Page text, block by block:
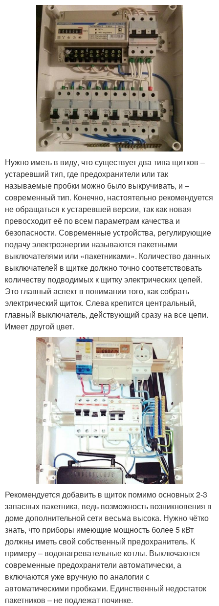
Нужно иметь в виду, что существует два типа щитков –
устаревший тип, где предохранители или так
называемые пробки можно было выкручивать, и –
современный тип. Конечно, настоятельно рекомендуется
не обращаться к устаревшей версии, так как новая
превосходит её по всем параметрам качества и
безопасности. Современные устройства, регулирующие
подачу электроэнергии называются пакетными
выключателями или «пакетниками». Количество данных
выключателей в щитке должно точно соответствовать
количеству подводимых к щитку электрических цепей.
Это главный аспект в понимании того, как собрать
электрический щиток. Слева крепится центральный,
главный выключатель, действующий сразу на все цепи.
Имеет другой цвет.
Рекомендуется добавить в щиток помимо основных 2-3
запасных пакетника, ведь возможность возникновения в
доме дополнительной сети весьма высока. Нужно чётко
знать, что приборы имеющие мощность более 5 кВт
должны иметь свой собственный предохранитель. К
примеру – водонагревательные котлы. Выключаются
современные предохранители автоматически, а
включаются уже вручную по аналогии с
автоматическими пробками. Единственный недостаток
пакетников – не подлежат починке.